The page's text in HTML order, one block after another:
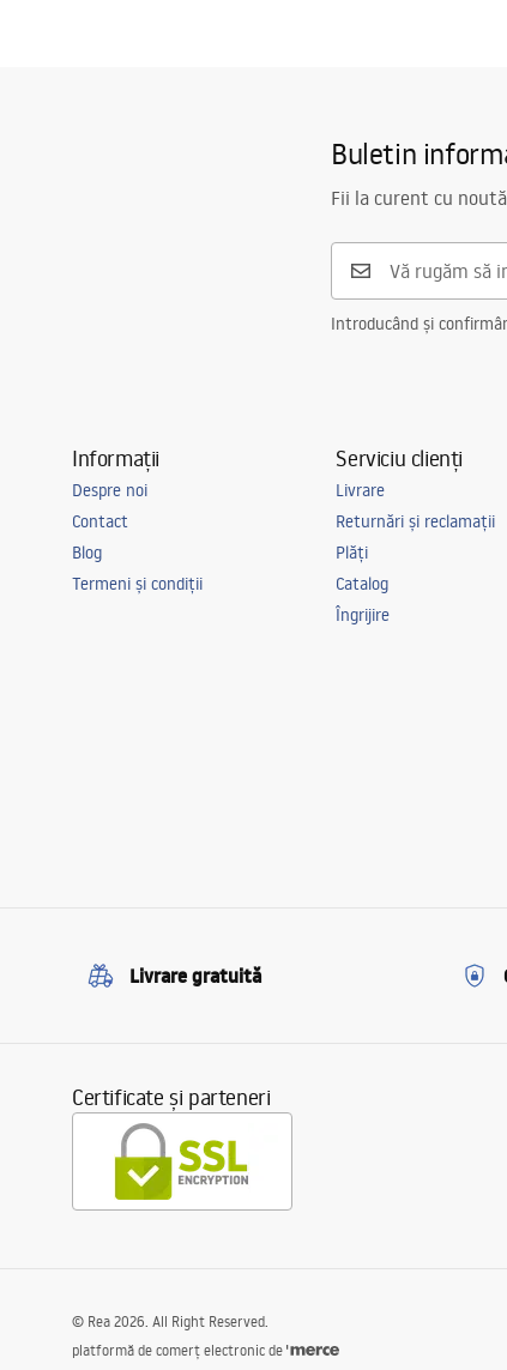
Buletin
Fii la curent cu
Introducând și
Informații
Despre noi
Contact
Blog
Termeni și condiții
Serviciu clienți
Livrare
Returnări și reclamații
Plăți
Catalog
Îngrijire
Livrare gratuită
Certificate și parteneri
© Rea 2026. All Right Reserved.
platformă de comerț electronic de